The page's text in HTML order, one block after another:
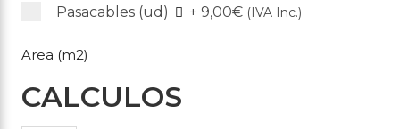
Pasacables (ud) + 9,00€ (IVA Inc.)
Area (m2)
CALCULOS